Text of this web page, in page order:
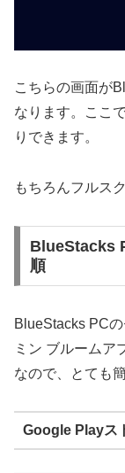
こちらの画面が
なります。ここ
りできます。
もちろんフルス
BlueStacks
順
BlueStacks PC
ミン ブルームア
なので、とても
Google Playス